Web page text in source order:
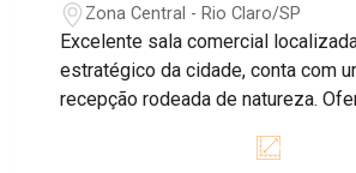
Zona Central - Rio Claro/SP
Excelente sala comercial
estratégico da cidade, conta com
recepção rodeada de natureza.
acabamento, closet com armários,